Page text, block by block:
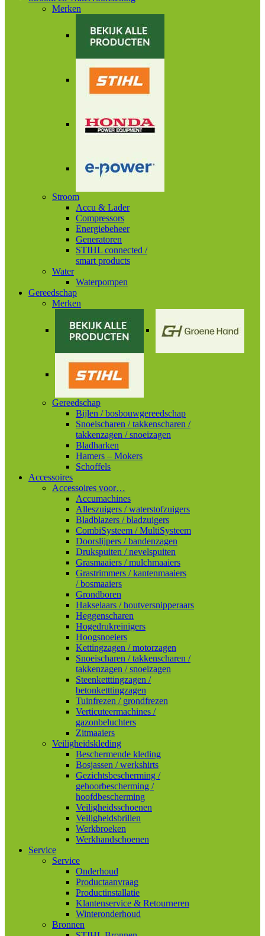
Merken
Stroom
Accu & Lader
Compressors
Energiebeheer
Generatoren
STIHL connected /
smart products
Water
Waterpompen
Gereedschap
Merken
Gereedschap
Bijlen / bosbouwgereedschap
Snoeischaren / takkenscharen /
takkenzagen / snoeizagen
Bladharken
Hamers – Mokers
Schoffels
Accessoires
Accessoires voor…
Accumachines
Alleszuigers / waterstofzuigers
Bladblazers / bladzuigers
CombiSysteem / MultiSysteem
Doorslijpers / bandenzagen
Drukspuiten / nevelspuiten
Grasmaaiers / mulchmaaiers
Grastrimmers / kantenmaaiers
/ bosmaaiers
Grondboren
Hakselaars / houtversnipperaars
Heggenscharen
Hogedrukreinigers
Hoogsnoeiers
Kettingzagen / motorzagen
Snoeischaren / takkenscharen /
takkenzagen / snoeizagen
Steenketttingzagen /
betonketttingzagen
Tuinfrezen / grondfrezen
Verticuteermachines /
gazonbeluchters
Zitmaaiers
Veiligheidskleding
Beschermende kleding
Bosjassen / werkshirts
Gezichtsbescherming /
gehoorbescherming /
hoofdbescherming
Veiligheidsschoenen
Veiligheidsbrillen
Werkbroeken
Werkhandschoenen
Service
Service
Onderhoud
Productaanvraag
Productinstallatie
Klantenservice & Retourneren
Winteronderhoud
Bronnen